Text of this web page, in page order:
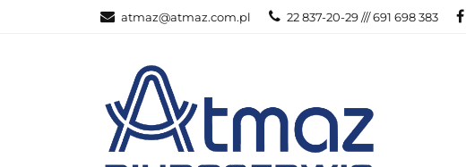
atmaz@atmaz.com.pl 22 837-20-29 /// 691 698 383